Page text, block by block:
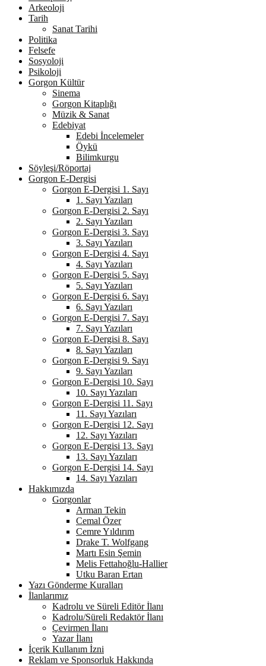
Arkeoloji
Tarih
Sanat Tarihi
Politika
Felsefe
Sosyoloji
Psikoloji
Gorgon Kültür
Sinema
Gorgon Kitaplığı
Müzik & Sanat
Edebiyat
Edebi İncelemeler
Öykü
Bilimkurgu
Söyleşi/Röportaj
Gorgon E-Dergisi
Gorgon E-Dergisi 1. Sayı
1. Sayı Yazıları
Gorgon E-Dergisi 2. Sayı
2. Sayı Yazıları
Gorgon E-Dergisi 3. Sayı
3. Sayı Yazıları
Gorgon E-Dergisi 4. Sayı
4. Sayı Yazıları
Gorgon E-Dergisi 5. Sayı
5. Sayı Yazıları
Gorgon E-Dergisi 6. Sayı
6. Sayı Yazıları
Gorgon E-Dergisi 7. Sayı
7. Sayı Yazıları
Gorgon E-Dergisi 8. Sayı
8. Sayı Yazıları
Gorgon E-Dergisi 9. Sayı
9. Sayı Yazıları
Gorgon E-Dergisi 10. Sayı
10. Sayı Yazıları
Gorgon E-Dergisi 11. Sayı
11. Sayı Yazıları
Gorgon E-Dergisi 12. Sayı
12. Sayı Yazıları
Gorgon E-Dergisi 13. Sayı
13. Sayı Yazıları
Gorgon E-Dergisi 14. Sayı
14. Sayı Yazıları
Hakkımızda
Gorgonlar
Arman Tekin
Cemal Özer
Cemre Yıldırım
Drake T. Wolfgang
Martı Esin Şemin
Melis Fettahoğlu-Hallier
Utku Baran Ertan
Yazı Gönderme Kuralları
İlanlarımız
Kadrolu ve Süreli Editör İlanı
Kadrolu/Süreli Redaktör İlanı
Çevirmen İlanı
Yazar İlanı
İçerik Kullanım İzni
Reklam ve Sponsorluk Hakkında